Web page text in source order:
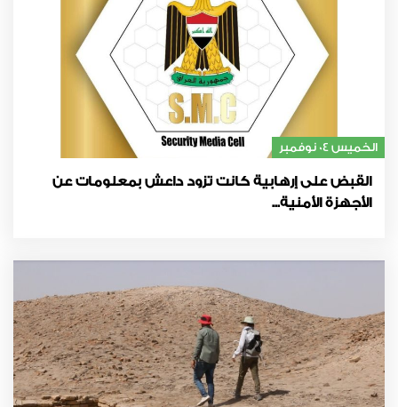
الخميس 04 نوفمبر
القبض على إرهابية كانت تزود داعش بمعلومات عن
الأجهزة الأمنية...